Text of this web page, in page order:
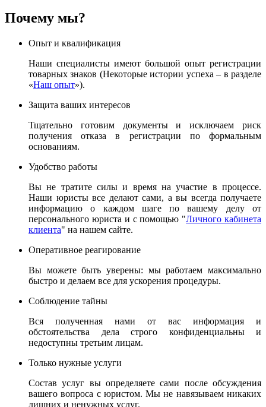
Почему мы?
Опыт и квалификация
Наши специалисты имеют большой опыт регистрации
товарных знаков (Некоторые истории успеха – в разделе
«Наш опыт»).
Защита ваших интересов
Тщательно готовим документы и исключаем риск
получения отказа в регистрации по формальным
основаниям.
Удобство работы
Вы не тратите силы и время на участие в процессе.
Наши юристы все делают сами, а вы всегда получаете
информацию о каждом шаге по вашему делу от
персонального юриста и с помощью "Личного кабинета
клиента" на нашем сайте.
Оперативное реагирование
Вы можете быть уверены: мы работаем максимально
быстро и делаем все для ускорения процедуры.
Соблюдение тайны
Вся полученная нами от вас информация и
обстоятельства дела строго конфиденциальны и
недоступны третьим лицам.
Только нужные услуги
Состав услуг вы определяете сами после обсуждения
вашего вопроса с юристом. Мы не навязываем никаких
лишних и ненужных услуг.